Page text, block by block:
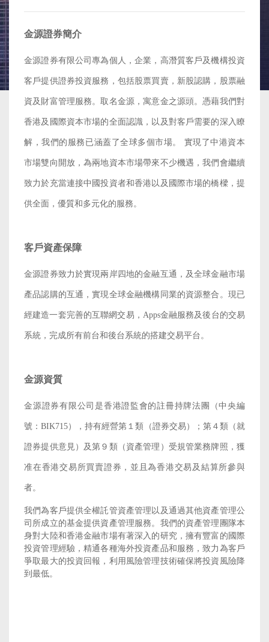
金源證券簡介
金源證券有限公司專為個人，企業，高潛質客戶及機構投資
客戶提供證券投資服務，包括股票買賣，新股認購，股票融
資及財富管理服務。取名金源，寓意金之源頭。憑藉我們對
香港及國際資本市場的全面認識，以及對客戶需要的深入瞭
解，我們的服務已涵蓋了全球多個市場。 實現了中港資本
市場雙向開放，為兩地資本市場帶來不少機遇，我們會繼續
致力於充當連接中國投資者和香港以及國際市場的橋樑，提
供全面，優質和多元化的服務。
客戶資產保障
金源證券致力於實現兩岸四地的金融互通，及全球金融市場
產品認購的互通，實現全球金融機構同業的資源整合。現已
經建造一套完善的互聯網交易，Apps金融服務及後台的交易
系統，完成所有前台和後台系統的搭建交易平台。
金源資質
金源證券有限公司是香港證監會的註冊持牌法團（中央編
號：BIK715），持有經營第１類（證券交易）；第４類（就
證券提供意見）及第９類（資產管理）受規管業務牌照，獲
准在香港交易所買賣證券，並且為香港交易及結算所參與
者。
我們為客戶提供全權託管資產管理以及通過其他資產管理公
司所成立的基金提供資產管理服務。我們的資產管理團隊本
身對大陸和香港金融市場有著深入的研究，擁有豐富的國際
投資管理經驗，精通各種海外投資產品和服務，致力為客戶
爭取最大的投資回報，利用風險管理技術確保將投資風險降
到最低。